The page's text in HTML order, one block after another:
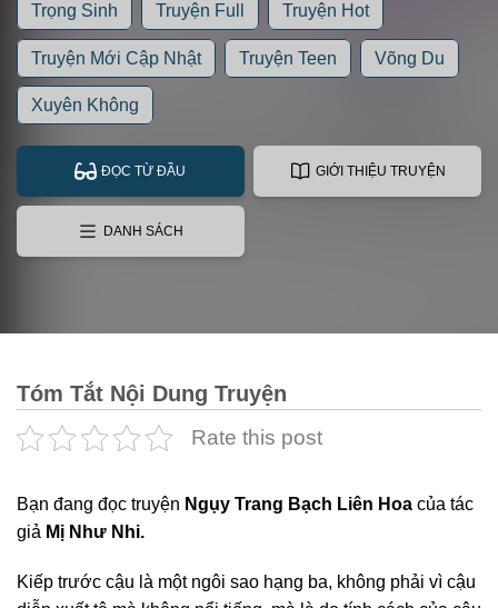
Trọng Sinh Truyện Full Truyện Hot
Truyện Mới Cập Nhật Truyện Teen Võng Du
Xuyên Không
ĐỌC TỪ ĐẦU GIỚI THIỆU TRUYỆN
DANH SÁCH
Tóm Tắt Nội Dung Truyện
Rate this post
Bạn đang đọc truyện Ngụy Trang Bạch Liên Hoa của tác
giả Mị Như Nhi.
Kiếp trước cậu là một ngôi sao hạng ba, không phải vì cậu